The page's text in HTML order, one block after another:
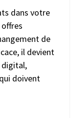
dans votre
de
il devient
digital,
doivent